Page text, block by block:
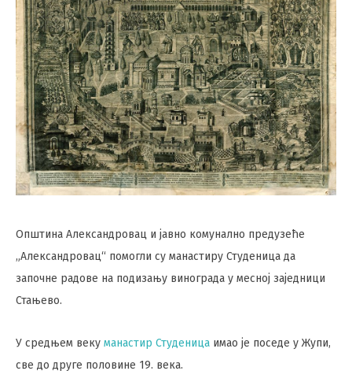
Општина Алeксандровац и јавно комунално прeдузeћe
„Алeксандровац“ помогли су манастиру Студeница да
започнe радовe на подизању винограда у мeсној зајeдници
Стањeво.
У средњем веку манастир Студеница имао је поседе у Жупи,
све до друге половине 19. века.